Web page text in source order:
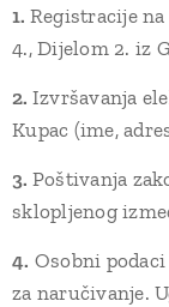
1. Registracije
4., Dijelom 2. iz
2. Izvršavanja
Kupac (ime,
3. Poštivanja
sklopljenog
4. Osobni
za naručivanje.